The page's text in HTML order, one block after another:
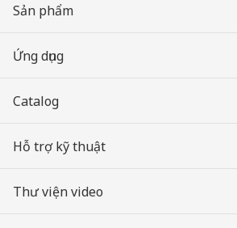
Sản phẩm
Ứng dụng
Catalog
Hỗ trợ kỹ thuật
Thư viện video